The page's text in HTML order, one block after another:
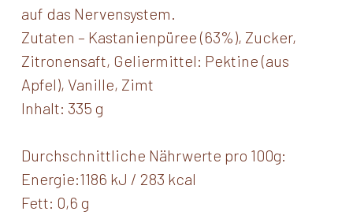
auf das Nervensystem.
Zutaten – Kastanienpüree (63%), Zucker,
Zitronensaft, Geliermittel: Pektine (aus
Apfel), Vanille, Zimt
Inhalt: 335 g
Durchschnittliche Nährwerte pro 100g:
Energie:1186 kJ / 283 kcal
Fett: 0,6 g